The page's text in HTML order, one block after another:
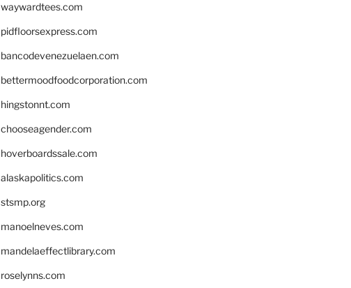
waywardtees.com
pidfloorsexpress.com
bancodevenezuelaen.com
bettermoodfoodcorporation.com
hingstonnt.com
chooseagender.com
hoverboardssale.com
alaskapolitics.com
stsmp.org
manoelneves.com
mandelaeffectlibrary.com
roselynns.com